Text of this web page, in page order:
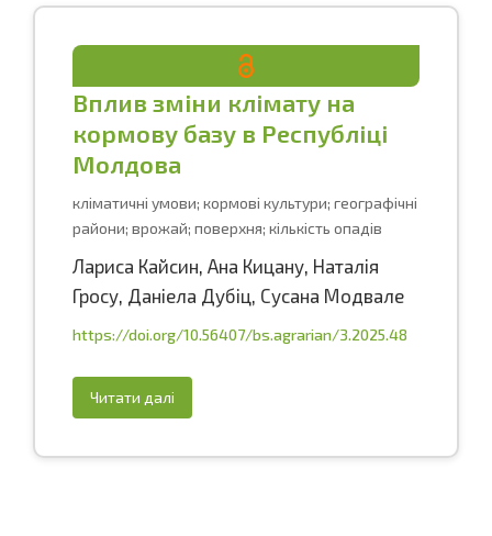
Вплив зміни клімату на
кормову базу в Республіці
Молдова
кліматичні умови; кормові культури; географічні
райони; врожай; поверхня; кількість опадів
Лариса Кайсин, Ана Кицану, Наталія
Гросу, Даніела Дубіц, Сусана Модвале
https://doi.org/10.56407/bs.agrarian/3.2025.48
Читати далі